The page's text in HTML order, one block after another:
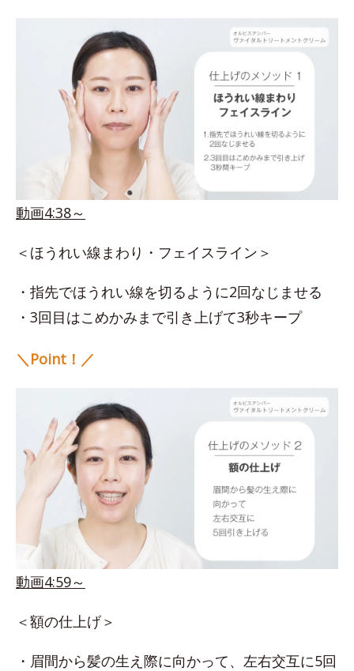
動画4:38～
＜ほうれい線まわり・フェイスライン＞
・指先でほうれい線を切るように2回なじませる
・3回目はこめかみまで引き上げて3秒キープ
＼Point！／
動画4:59～
＜額の仕上げ＞
・眉間から髪の生え際に向かって、左右交互に5回